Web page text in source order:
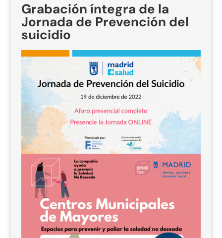
Grabación íntegra de la
Jornada de Prevención del
suicidio